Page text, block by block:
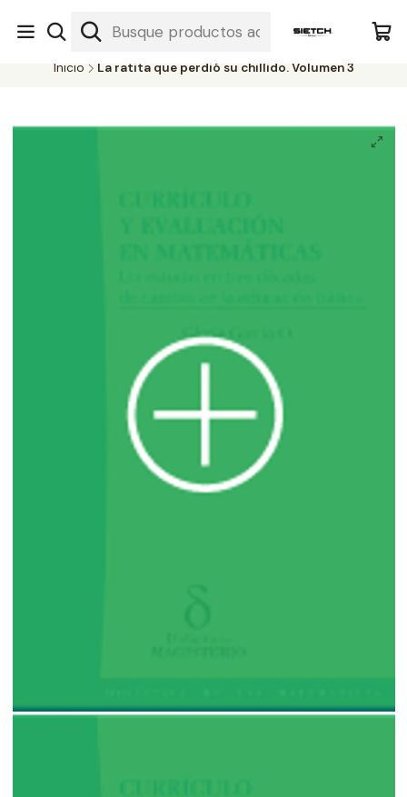
Nuestra librería - Serrano 317 local 3 - Limache.
#SomospartedelSietch
Inicio La ratita que perdió su chillido. Volumen 3